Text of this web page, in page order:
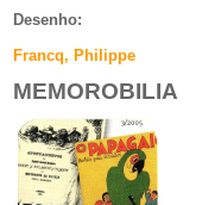
Desenho:
Francq, Philippe
MEMOROBILIA